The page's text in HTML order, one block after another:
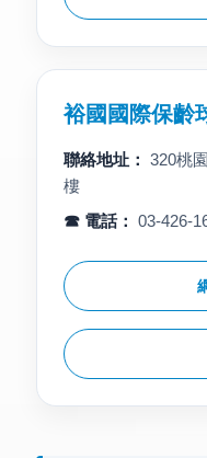
裕國國際保齡
聯絡地址： 320桃
樓
☎ 電話： 03-426-